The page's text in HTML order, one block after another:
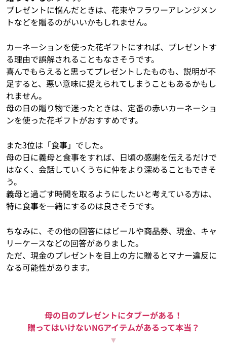
プレゼントに悩んだときは、花束やフラワーアレンジメン
トなどを贈るのがいいかもしれません。
カーネーションを使った花ギフトにすれば、プレゼントす
る理由で誤解されることもなさそうです。
喜んでもらえると思ってプレゼントしたものも、説明が不
足すると、悪い意味に捉えられてしまうこともあるかもし
れません。
母の日の贈り物で迷ったときは、定番の赤いカーネーショ
ンを使った花ギフトがおすすめです。
また3位は「食事」でした。
母の日に義母と食事をすれば、日頃の感謝を伝えるだけで
はなく、会話していくうちに仲をより深めることもできそ
う。
義母と過ごす時間を取るようにしたいと考えている方は、
特に食事を一緒にするのは良さそうです。
ちなみに、その他の回答にはビールや商品券、現金、キャ
リーケースなどの回答がありました。
ただ、現金のプレゼントを目上の方に贈るとマナー違反に
なる可能性があります。
母の日のプレゼントにタブーがある！
贈ってはいけないNGアイテムがあるって本当？
▼